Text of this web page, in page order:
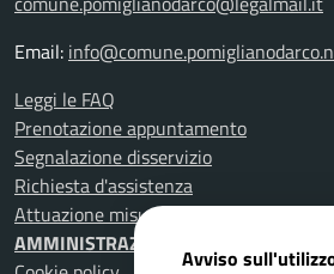
Email:
Leggi le FAQ
Prenotazione appuntamento
Segnalazione disservizio
Richiesta d'assistenza
Attuazione misure PNRR
AMMINISTRAZIONE TRASPARENTE
Avviso